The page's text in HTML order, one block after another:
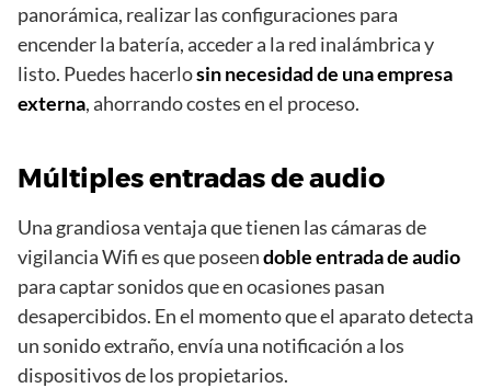
panorámica, realizar las configuraciones para
encender la batería, acceder a la red inalámbrica y
listo. Puedes hacerlosin necesidad de una empresa
externa, ahorrando costes en el proceso.
Múltiples entradas de audio
Una grandiosa ventaja que tienen las cámaras de
vigilancia Wifi es que poseendoble entrada de audio
para captar sonidos que en ocasiones pasan
desapercibidos. En el momento que el aparato detecta
un sonido extraño, envía una notificación a los
dispositivos de los propietarios.